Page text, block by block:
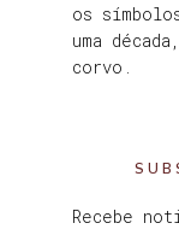
os
uma
corvo.
Recebe